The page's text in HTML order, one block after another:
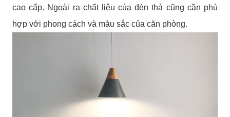
cao cấp. Ngoài ra chất liệu của đèn thả cũng cần phù
hợp với phong cách và màu sắc của căn phòng.